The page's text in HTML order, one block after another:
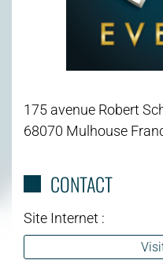
175 avenue Robert
68070 Mulhouse
CONTACT
Site Internet :